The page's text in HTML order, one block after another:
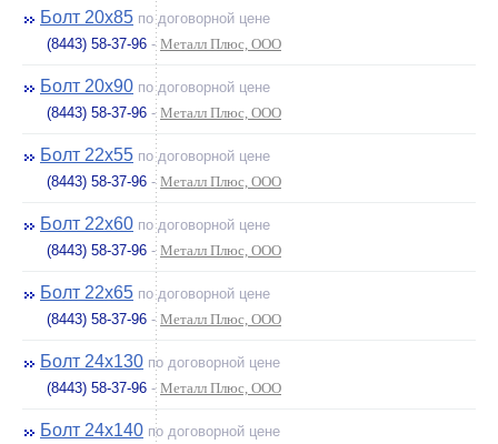
Болт 20х85 по договорной цене
(8443) 58-37-96 - Металл Плюс, ООО
Болт 20х90 по договорной цене
(8443) 58-37-96 - Металл Плюс, ООО
Болт 22х55 по договорной цене
(8443) 58-37-96 - Металл Плюс, ООО
Болт 22х60 по договорной цене
(8443) 58-37-96 - Металл Плюс, ООО
Болт 22х65 по договорной цене
(8443) 58-37-96 - Металл Плюс, ООО
Болт 24х130 по договорной цене
(8443) 58-37-96 - Металл Плюс, ООО
Болт 24х140 по договорной цене